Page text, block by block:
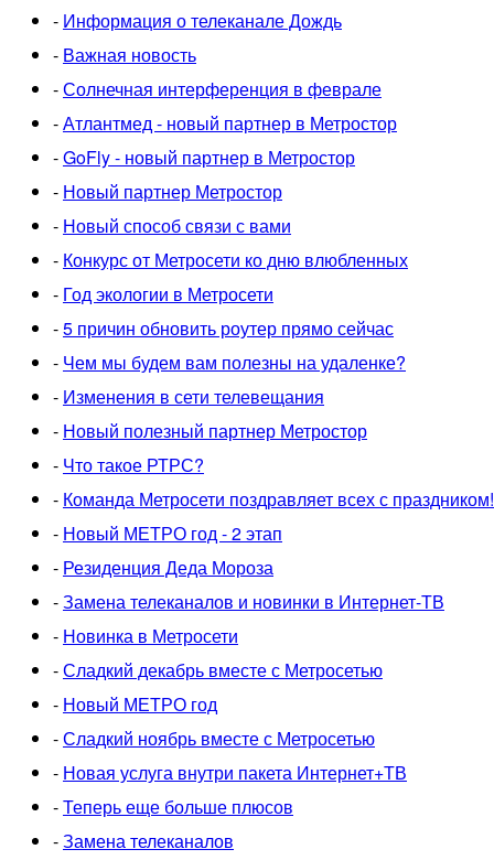
- Информация о телеканале Дождь
- Важная новость
-Солнечная интерференция в феврале
-Атлантмед - новый партнер в Метростор
-GoFly - новый партнер в Метростор
- Новый партнер Метростор
- Новый способ связи с вами
- Конкурс от Метросети ко дню влюбленных
- Год экологии в Метросети
-5 причин обновить роутер прямо сейчас
- Чем мы будем вам полезны на удаленке?
- Изменения в сети телевещания
- Новый полезный партнер Метростор
- Что такое РТРС?
- Команда Метросети поздравляет всех с праздником!
- Новый МЕТРО год - 2 этап
- Резиденция Деда Мороза
-Замена телеканалов и новинки в Интернет-ТВ
- Новинка в Метросети
-Сладкий декабрь вместе с Метросетью
- Новый МЕТРО год
-Сладкий ноябрь вместе с Метросетью
- Новая услуга внутри пакета Интернет+ТВ
-Теперь еще больше плюсов
-Замена телеканалов